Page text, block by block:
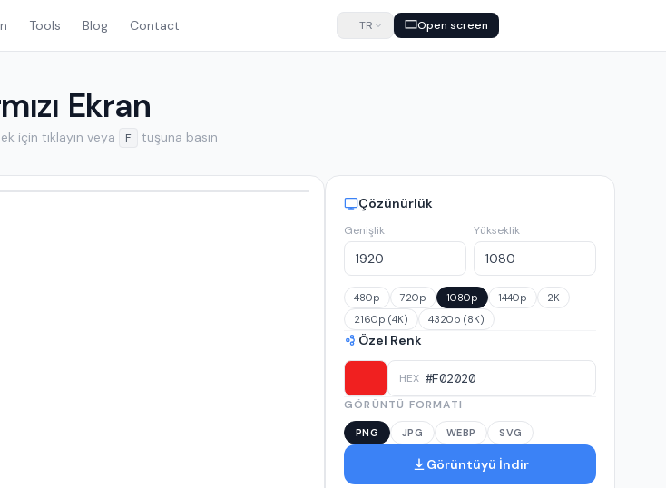
Tools Blog Contact TR Open screen
Ekran
için tıklayın veya F tuşuna basın
Çözünürlük
Genişlik Yükseklik
480p 720p 1080p 1440p
2K
2160p (4K)
4320p (8K)
Özel Renk
HEX
GÖRÜNTÜ FORMATI
PNG JPG WEBP SVG
Görüntüyü İndir